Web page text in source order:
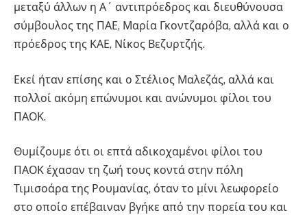
μεταξύ άλλων η Α΄ αντιπρόεδρος και διευθύνουσα
σύμβουλος της ΠΑΕ, Μαρία Γκοντζαρόβα, αλλά και ο
πρόεδρος της ΚΑΕ, Νίκος Βεζυρτζής.
Εκεί ήταν επίσης και ο Στέλιος Μαλεζάς, αλλά και
πολλοί ακόμη επώνυμοι και ανώνυμοι φίλοι του
ΠΑΟΚ.
Θυμίζουμε ότι οι επτά αδικοχαμένοι φίλοι του
ΠΑΟΚ έχασαν τη ζωή τους κοντά στην πόλη
Τιμισοάρα της Ρουμανίας, όταν το μίνι λεωφορείο
στο οποίο επέβαιναν βγήκε από την πορεία του και